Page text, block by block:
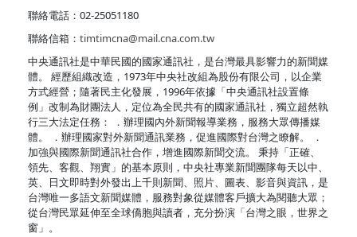
聯絡電話：02-25051180
聯絡信箱： timtimcna@mail.cna.com.tw
中央通訊社是中華民國的國家通訊社，是台灣最具影響力的新聞媒
體。 經歷組織改造，1973年中央社改組為股份有限公司，以企業
方式經營；隨著民主化發展，1996年依據「中央通訊社設置條
例」改制為財團法人，定位為全民共有的國家通訊社，獨立超然執
行三大法定任務： ．辦理國內外新聞報導業務，服務大眾傳播媒
體。 ．辦理國家對外新聞通訊業務，促進國際對台灣之瞭解。 ．
加強與國際新聞通訊社合作，增進國際新聞交流。 秉持「正確、
領先、客觀、翔實」的基本原則，中央社專業新聞團隊每天以中、
英、日文即時對外發出上千則新聞、照片、圖表、影音與資訊，是
台灣唯一多語文新聞媒體，服務對象從媒體客戶擴大為閱聽大眾；
從台灣民眾延伸至全球僑胞與讀者，充分扮演「台灣之眼，世界之
窗」。